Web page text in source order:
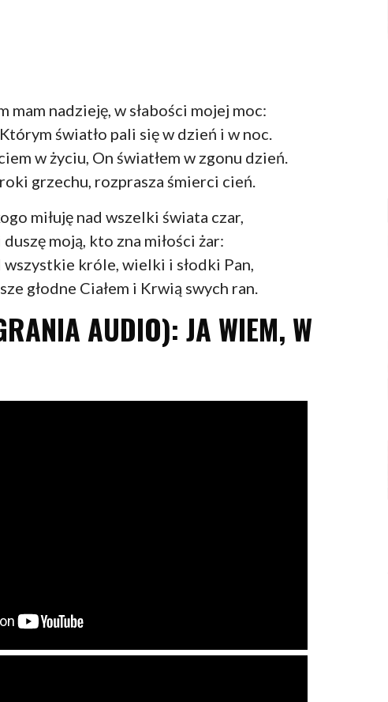
mam nadzieję, w słabości mojej moc:
światło pali się w dzień i w noc.
w życiu, On światłem w zgonu dzień.
grzechu, rozprasza śmierci cień.
miłuję nad wszelki świata czar,
moją, kto zna miłości żar:
wszystkie króle, wielki i słodki Pan,
głodne Ciałem i Krwią swych ran.
AUDIO): JA WIEM, W